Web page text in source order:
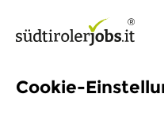
Visual
Cookie-